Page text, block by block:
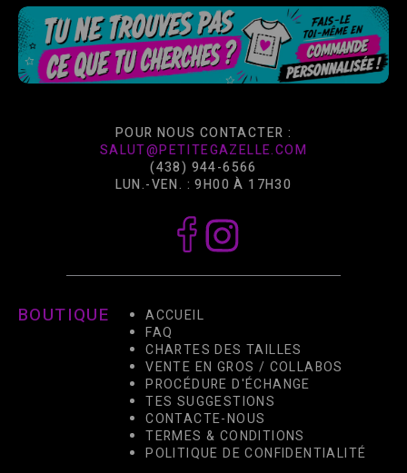
POUR NOUS CONTACTER :
SALUT@PETITEGAZELLE.COM
(438) 944-6566
LUN.-VEN. : 9H00 À 17H30
BOUTIQUE
ACCUEIL
FAQ
CHARTES DES TAILLES
VENTE EN GROS / COLLABOS
PROCÉDURE D'ÉCHANGE
TES SUGGESTIONS
CONTACTE-NOUS
TERMES & CONDITIONS
POLITIQUE DE CONFIDENTIALITÉ